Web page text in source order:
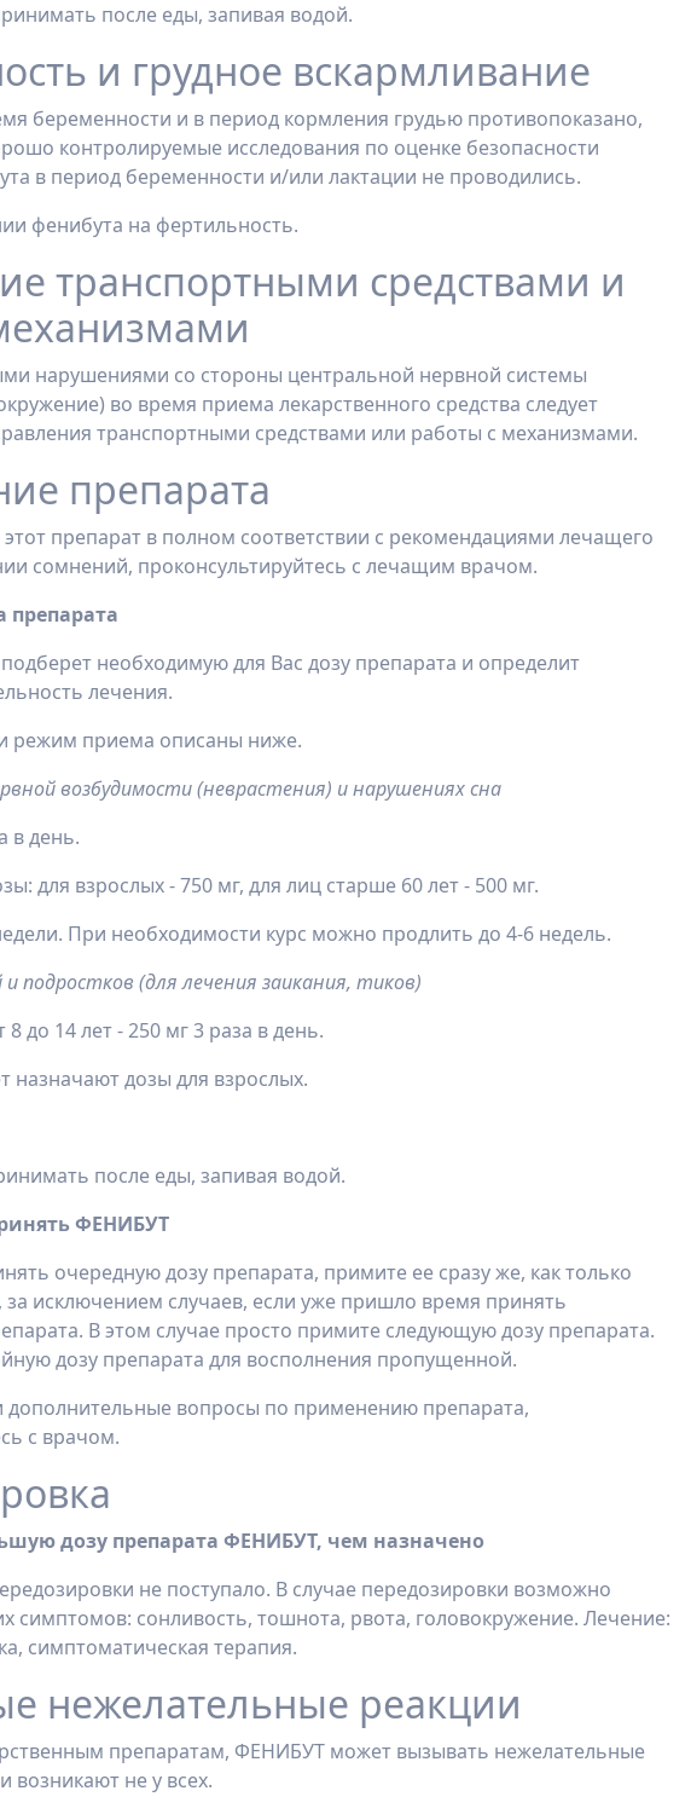
после еды, запивая водой.
и грудное вскармливание
беременности и в период кормления грудью противопоказано,
контролируемые исследования по оценке безопасности
в период беременности и/или лактации не проводились.
фенибута на фертильность.
транспортными средствами и
нарушениями со стороны центральной нервной системы
во время приема лекарственного средства следует
транспортными средствами или работы с механизмами.
препарата
препарат в полном соответствии с рекомендациями лечащего
сомнений, проконсультируйтесь с лечащим врачом.
препарата
необходимую для Вас дозу препарата и определит
лечения.
режим приема описаны ниже.
возбудимости (неврастения) и нарушениях сна
в день.
для взрослых - 750 мг, для лиц старше 60 лет - 500 мг.
При необходимости курс можно продлить до 4-6 недель.
подростков (для лечения заикания, тиков)
до 14 лет - 250 мг 3 раза в день.
назначают дозы для взрослых.
после еды, запивая водой.
ФЕНИБУТ
очередную дозу препарата, примите ее сразу же, как только
исключением случаев, если уже пришло время принять
В этом случае просто примите следующую дозу препарата.
дозу препарата для восполнения пропущенной.
дополнительные вопросы по применению препарата,
с врачом.
дозу препарата ФЕНИБУТ, чем назначено
не поступало. В случае передозировки возможно
симптомов: сонливость, тошнота, рвота, головокружение. Лечение:
симптоматическая терапия.
нежелательные реакции
препаратам, ФЕНИБУТ может вызывать нежелательные
возникают не у всех.